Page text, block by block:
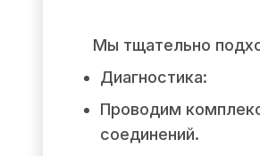
Мы тщательно
Диагностика:
Проводим
соединений.